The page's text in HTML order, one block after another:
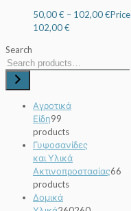
50,00€ – 102,00€
102,00 €
Search
Αγροτικά
Είδη99
products
Γυψοσανίδες
και Υλικά
Ακτινοπροστασίας66
products
Δομικά